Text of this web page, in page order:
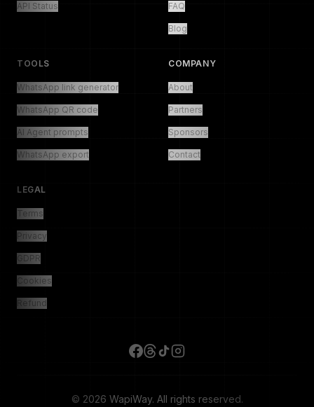
API Status FAQ
Blog
TOOLS
WhatsApp link generator
WhatsApp QR code
AI Agent prompts
WhatsApp export
COMPANY
About
Partners
Sponsors
Contact
LEGAL
Terms
Privacy
GDPR
Cookies
Refund
© 2026 WapiWay. All rights reserved.